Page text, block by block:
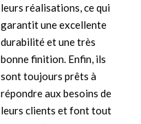
leurs réalisations, ce qui
garantit une excellente
durabilité et une très
bonne finition. Enfin, ils
sont toujours prêts à
répondre aux besoins de
leurs clients et font tout